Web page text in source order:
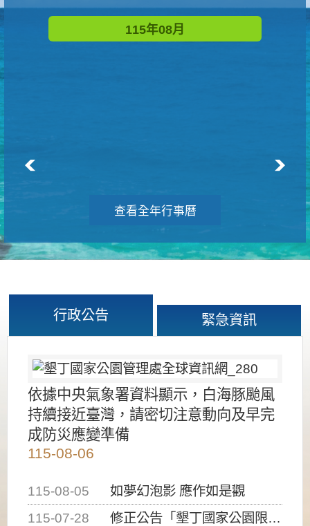
115年08月
查看全年行事曆
行政公告 緊急資訊
依據中央氣象署資料顯示，白海豚颱風
持續接近臺灣，請密切注意動向及早完
成防災應變準備
115-08-06
115-08-05
如夢幻泡影 應作如是觀
115-07-28
修正公告「墾丁國家公園限制水域遊憩活動之種類、範圍、時間及行為」，自即日生效。